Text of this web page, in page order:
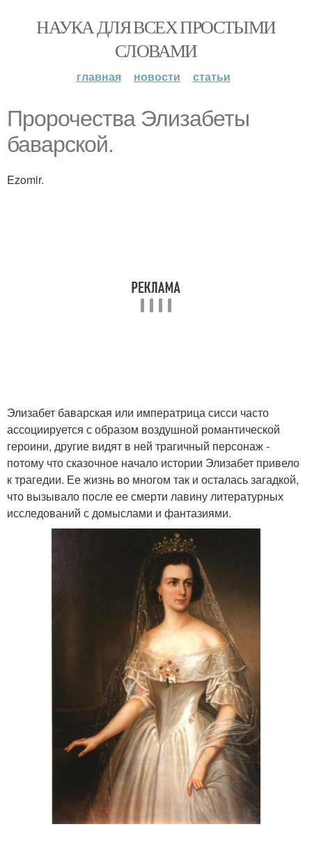
НАУКА ДЛЯ ВСЕХ ПРОСТЫМИ
СЛОВАМИ
главная новости статьи
Пророчества Элизабеты
баварской.
Ezomir.
Элизабет баварская или императрица сисси часто
ассоциируется с образом воздушной романтической
героини, другие видят в ней трагичный персонаж -
потому что сказочное начало истории Элизабет привело
к трагедии. Ее жизнь во многом так и осталась загадкой,
что вызывало после ее смерти лавину литературных
исследований с домыслами и фантазиями.